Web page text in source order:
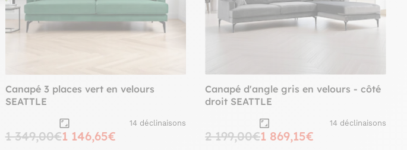
Canapé 3 places vert en velours
SEATTLE
14 déclinaisons
1 349,00€1 146,65€
Canapé d'angle gris en velours - côté
droit SEATTLE
14 déclinaisons
2 199,00€1 869,15€